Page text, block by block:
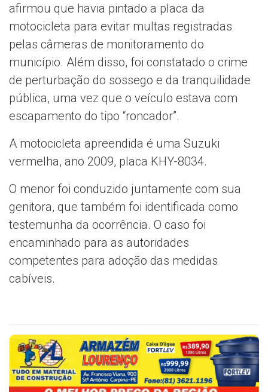
afirmou que havia pintado a placa da
motocicleta para evitar multas registradas
pelas câmeras de monitoramento do
município. Além disso, foi constatado o crime
de perturbação do sossego e da tranquilidade
pública, uma vez que o veículo estava com
escapamento do tipo “roncador”.
A motocicleta apreendida é uma Suzuki
vermelha, ano 2009, placa KHY-8034.
O menor foi conduzido juntamente com sua
genitora, que também foi identificada como
testemunha da ocorrência. O caso foi
encaminhado para as autoridades
competentes para adoção das medidas
cabíveis.